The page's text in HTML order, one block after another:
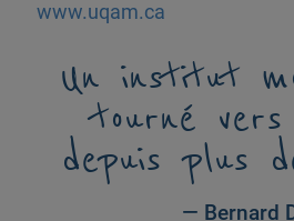
www.uqam.ca
Un institut
tourné
depuis plus
— Bernard